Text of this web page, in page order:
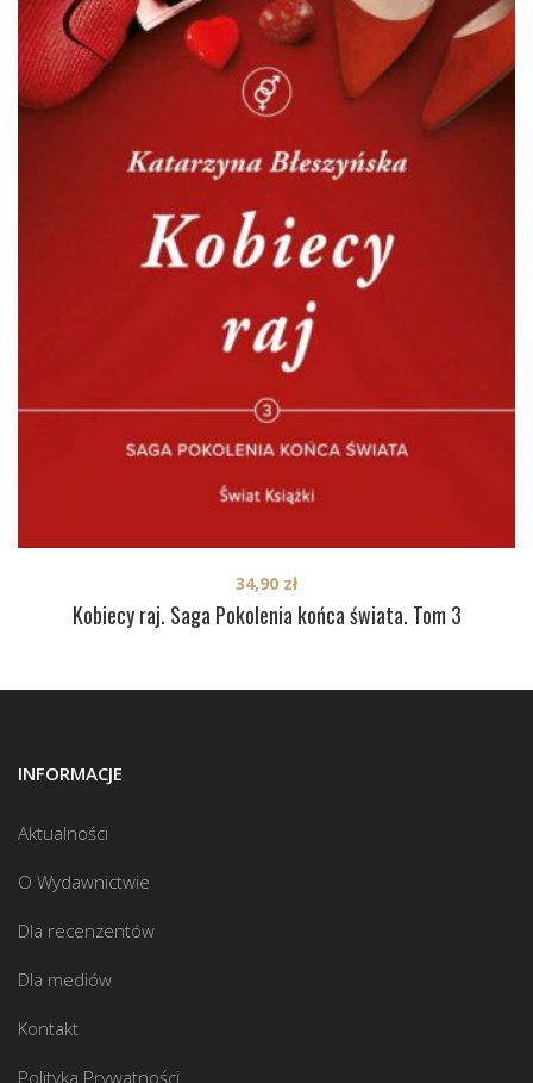
Kobiecy raj. Saga Pokolenia końca świata. Tom 3
34,90 zł
INFORMACJE
Aktualności
O Wydawnictwie
Dla recenzentów
Dla mediów
Kontakt
Polityka Prywatności